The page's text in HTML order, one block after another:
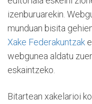
izenburuarekin.
munduan bisita
Xake Federakuntzak
webgunea aldatu
eskaintzeko.
Bitartean xakelarioi